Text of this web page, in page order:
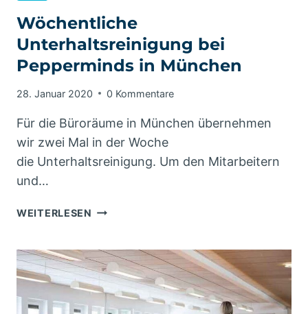
Wöchentliche
Unterhaltsreinigung bei
Pepperminds in München
28. Januar 2020 0 Kommentare
Für die Büroräume in München übernehmen
wir zwei Mal in der Woche
die Unterhaltsreinigung. Um den Mitarbeitern
und…
WEITERLESEN WÖCHENTLICHE
PEPPERMINDS
IN
MÜNCHEN